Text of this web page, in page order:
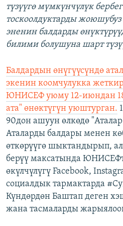
түзүүгө мүмкүнчүлүк
тоскоолдуктарды
эненин балдарды
билими болушуна шарт
Балдардын өнүгүүсүндө
экенин коомчулукка
ЮНИСЕФ уюму 12-июндан
ата" өнөктүгүн уюштурган.
90дон ашуун өлкөдө
Аталарды балдары менен
өткөрүүгө шыктандырып,
берүү максатында
өкүлчүлүгү Facebook,
социалдык тармактарда
Күндөрдөн Баштап деген
жана тасмаларды